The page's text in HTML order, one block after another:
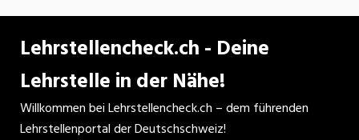
Lehrstellencheck.ch - Deine
Lehrstelle in der Nähe!
Willkommen bei Lehrstellencheck.ch – dem führenden
Lehrstellenportal der Deutschschweiz!